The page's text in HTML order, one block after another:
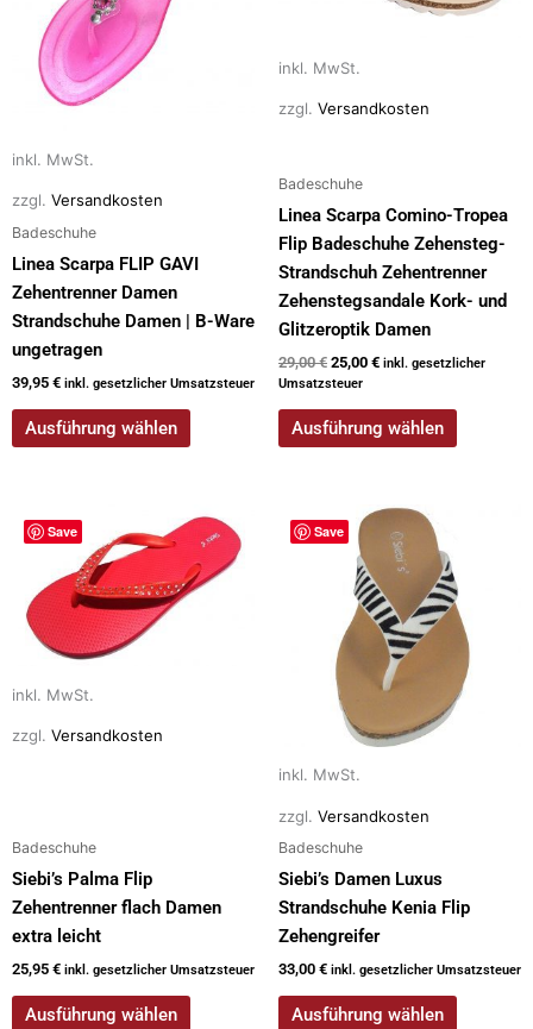
inkl. MwSt.
zzgl. Versandkosten
Badeschuhe
Linea Scarpa FLIP GAVI
Zehentrenner Damen
Strandschuhe Damen | B-Ware
ungetragen
39,95 € inkl. gesetzlicher Umsatzsteuer
Ausführung wählen
Varianten
Optionen
auf
Produktseite
gewählt
werden
inkl. MwSt.
zzgl. Versandkosten
Badeschuhe
Linea Scarpa Comino-Tropea
Flip Badeschuhe Zehensteg-
Strandschuh Zehentrenner
Zehenstegsandale Kork- und
Glitzeroptik Damen
29,00€ 25,00 € inkl. gesetzlicher
Umsatzsteuer
Ausführung wählen
Die
Optionen
der
Produktseite
gewählt
werden
Save
inkl. MwSt.
zzgl. Versandkosten
Badeschuhe
Siebi’s Palma Flip
Zehentrenner flach Damen
extra leicht
25,95 € inkl. gesetzlicher Umsatzsteuer
Ausführung wählen
Dieses
Produkt
mehrere
Varianten
Die
können
gewählt
werden
Save
inkl. MwSt.
zzgl. Versandkosten
Badeschuhe
Siebi’s Damen Luxus
Strandschuhe Kenia Flip
Zehengreifer
33,00 € inkl. gesetzlicher Umsatzsteuer
Ausführung wählen
Dieses
Produkt
Varianten
Optionen
auf
Produktseite
gewählt
werden